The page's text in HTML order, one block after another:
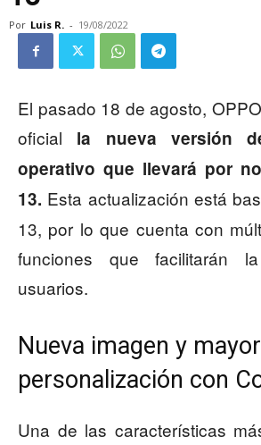
Por Luis R. - 19/08/2022
El pasado 18 de agosto,
oficial la nueva versión
operativo que llevará por
13. Esta actualización está
13, por lo que cuenta con
funciones que facilitarán
usuarios.
Nueva imagen y mayor
personalización con
Una de las características